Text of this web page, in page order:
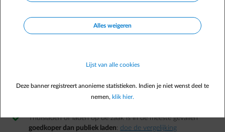
Maar waarom is een laadpaal nu een slimme keuze?
Thuisladen of laden op de zaak is in de meeste gevallen
goedkoper dan publiek laden: doe de vergelijking
Alles weigeren
Lijst van alle cookies
Deze banner registreert anonieme statistieken. Indien je niet wenst deel te
nemen, klik hier.